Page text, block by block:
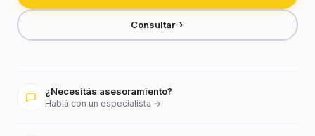
Consultar
¿Necesitás asesoramiento?
Hablá con un especialista →